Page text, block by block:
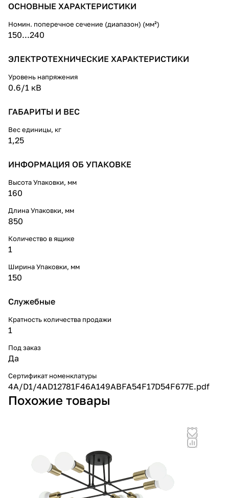
ОСНОВНЫЕ ХАРАКТЕРИСТИКИ
Номин. поперечное сечение (диапазон) (мм²)
150...240
ЭЛЕКТРОТЕХНИЧЕСКИЕ ХАРАКТЕРИСТИКИ
Уровень напряжения
0.6/1 кВ
ГАБАРИТЫ И ВЕС
Вес единицы, кг
1,25
ИНФОРМАЦИЯ ОБ УПАКОВКЕ
Высота Упаковки, мм
160
Длина Упаковки, мм
850
Количество в ящике
1
Ширина Упаковки, мм
150
Служебные
Кратность количества продажи
1
Под заказ
Да
Сертификат номенклатуры
4A/D1/4AD12781F46A149ABFA54F17D54F677E.pdf
Похожие товары